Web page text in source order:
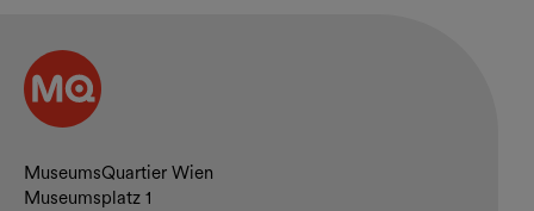
Kontakt und Öffnungszeiten
MuseumsQuartier Wien
Museumsplatz 1